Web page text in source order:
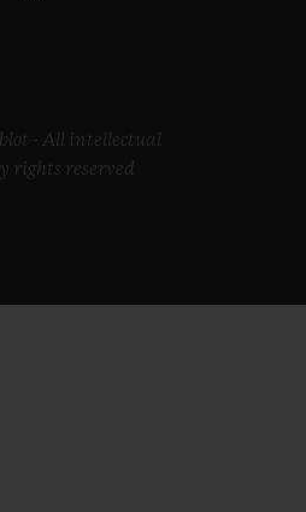
- All intellectual
rights reserved